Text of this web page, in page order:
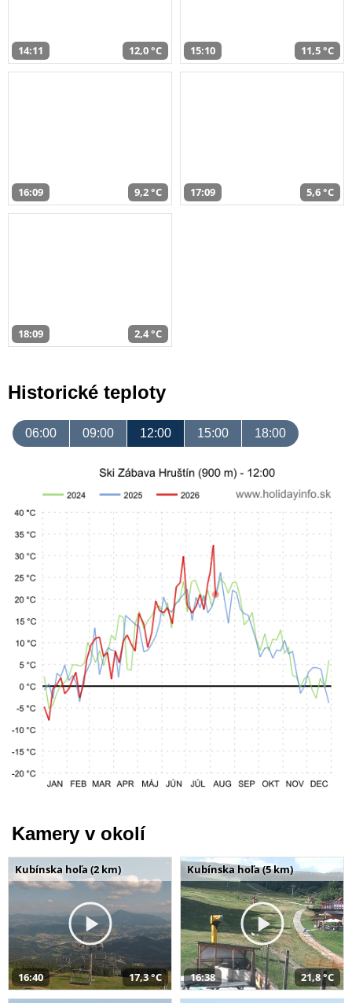
14:11 12,0 °C 15:10 11,5 °C
16:09 9,2 °C 17:09 5,6 °C
18:09 2,4 °C
Historické teploty
06:00 09:00 12:00 15:00 18:00
Kamery v okolí
Kubínska hoľa (2 km)
16:40 17,3 °C
Kubínska hoľa (5 km)
16:38 21,8 °C